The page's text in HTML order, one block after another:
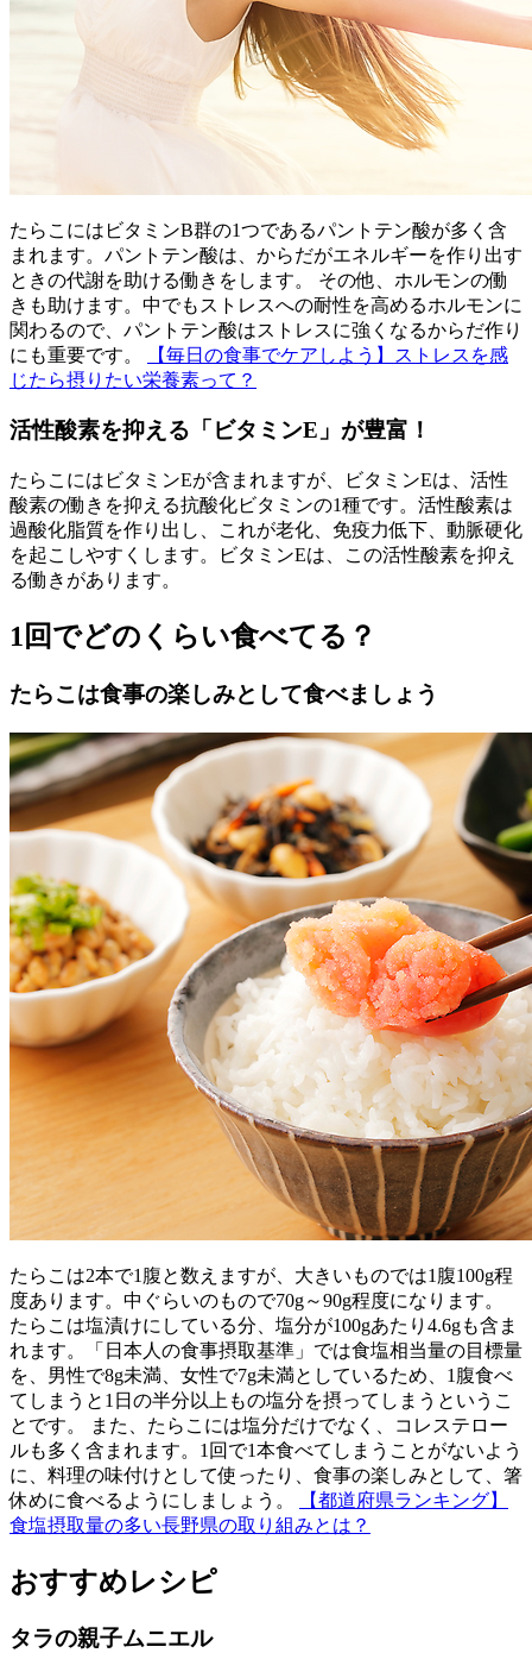
たらこにはビタミンB群の1つであるパントテン酸が多く含
まれます。パントテン酸は、からだがエネルギーを作り出す
ときの代謝を助ける働きをします。 その他、ホルモンの働
きも助けます。中でもストレスへの耐性を高めるホルモンに
関わるので、パントテン酸はストレスに強くなるからだ作り
にも重要です。
【毎日の食事でケアしよう】ストレスを感
じたら摂りたい栄養素って？
活性酸素を抑える「ビタミンE」が豊富！
たらこにはビタミンEが含まれますが、ビタミンEは、活性
酸素の働きを抑える抗酸化ビタミンの1種です。活性酸素は
過酸化脂質を作り出し、これが老化、免疫力低下、動脈硬化
を起こしやすくします。ビタミンEは、この活性酸素を抑え
る働きがあります。
1回でどのくらい食べてる？
たらこは食事の楽しみとして食べましょう
たらこは2本で1腹と数えますが、大きいものでは1腹100g程
度あります。中ぐらいのもので70g～90g程度になります。
たらこは塩漬けにしている分、塩分が100gあたり4.6gも含ま
れます。「日本人の食事摂取基準」では食塩相当量の目標量
を、男性で8g未満、女性で7g未満としているため、1腹食べ
てしまうと1日の半分以上もの塩分を摂ってしまうというこ
とです。 また、たらこには塩分だけでなく、コレステロー
ルも多く含まれます。1回で1本食べてしまうことがないよう
に、料理の味付けとして使ったり、食事の楽しみとして、箸
休めに食べるようにしましょう。
【都道府県ランキング】
食塩摂取量の多い長野県の取り組みとは？
おすすめレシピ
タラの親子ムニエル